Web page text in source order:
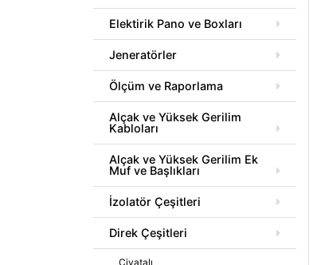
Elektirik Pano ve Boxları
Jeneratörler
Ölçüm ve Raporlama
Alçak ve Yüksek Gerilim
Kabloları
Alçak ve Yüksek Gerilim Ek
Muf ve Başlıkları
İzolatör Çeşitleri
Direk Çeşitleri
Civatalı